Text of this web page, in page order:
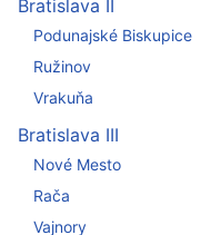
Bratislava II
Podunajské Biskupice
Ružinov
Vrakuňa
Bratislava III
Nové Mesto
Rača
Vajnory